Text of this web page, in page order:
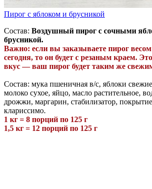
Пирог с яблоком и брусникой
Состав: Воздушный пирог с сочными
брусникой.
Важно: если вы заказываете пирог
сегодня, то он будет с резаным краем.
вкус — ваш пирог будет таким же
Состав: мука пшеничная в/с, яблоки
молоко сухое, яйцо, масло растительное,
дрожжи, маргарин, стабилизатор,
клариссимо.
1 кг = 8 порций по 125 г
1,5 кг = 12 порций по 125 г